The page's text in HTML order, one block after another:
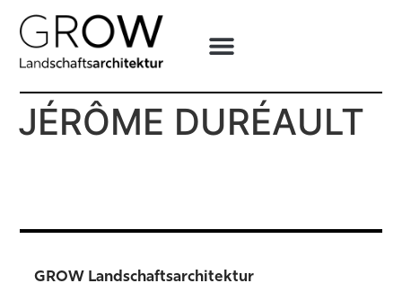
JÉRÔME DURÉAULT
GROW Landschaftsarchitektur